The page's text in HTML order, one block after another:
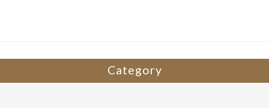
Category